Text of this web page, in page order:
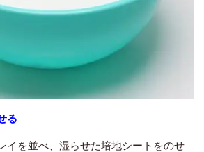
る
イを並べ、湿らせた培地シートをのせ